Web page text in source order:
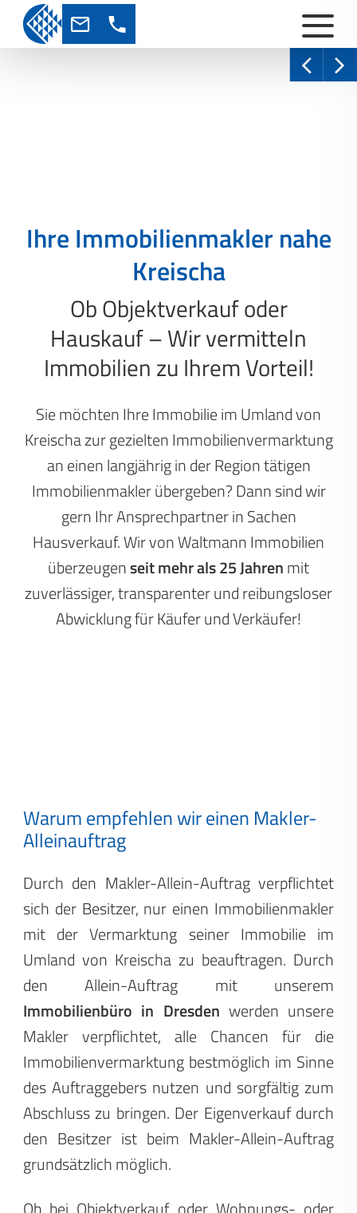
Ihre Immobilienmakler nahe
Kreischa
Ob Objektverkauf oder
Hauskauf – Wir vermitteln
Immobilien zu Ihrem Vorteil!
Sie möchten Ihre Immobilie im Umland von
Kreischa zur gezielten Immobilienvermarktung
an einen langjährig in der Region tätigen
Immobilienmakler übergeben? Dann sind wir
gern Ihr Ansprechpartner in Sachen
Hausverkauf. Wir von Waltmann Immobilien
überzeugenseit mehr als 25 Jahrenmit
zuverlässiger, transparenter und reibungsloser
Abwicklung für Käufer und Verkäufer!
Warum empfehlen wir einen Makler-
Alleinauftrag
Durch den Makler-Allein-Auftrag verpflichtet
sich der Besitzer, nur einen Immobilienmakler
mit der Vermarktung seiner Immobilie im
Umland von Kreischa zu beauftragen. Durch
den Allein-Auftrag mit unserem
Immobilienbüro in Dresden werden unsere
Makler verpflichtet, alle Chancen für die
Immobilienvermarktung bestmöglich im Sinne
des Auftraggebers nutzen und sorgfältig zum
Abschluss zu bringen. Der Eigenverkauf durch
den Besitzer ist beim Makler-Allein-Auftrag
grundsätzlich möglich.